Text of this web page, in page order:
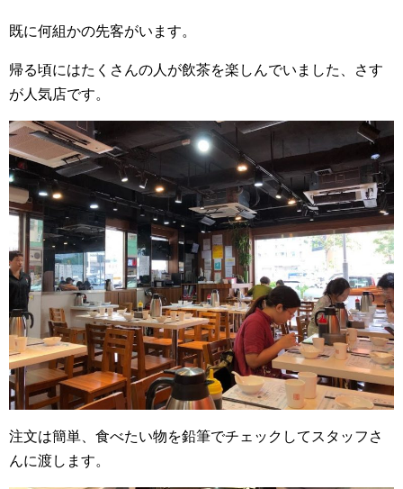
既に何組かの先客がいます。
帰る頃にはたくさんの人が飲茶を楽しんでいました、さす
が人気店です。
注文は簡単、食べたい物を鉛筆でチェックしてスタッフさ
んに渡します。